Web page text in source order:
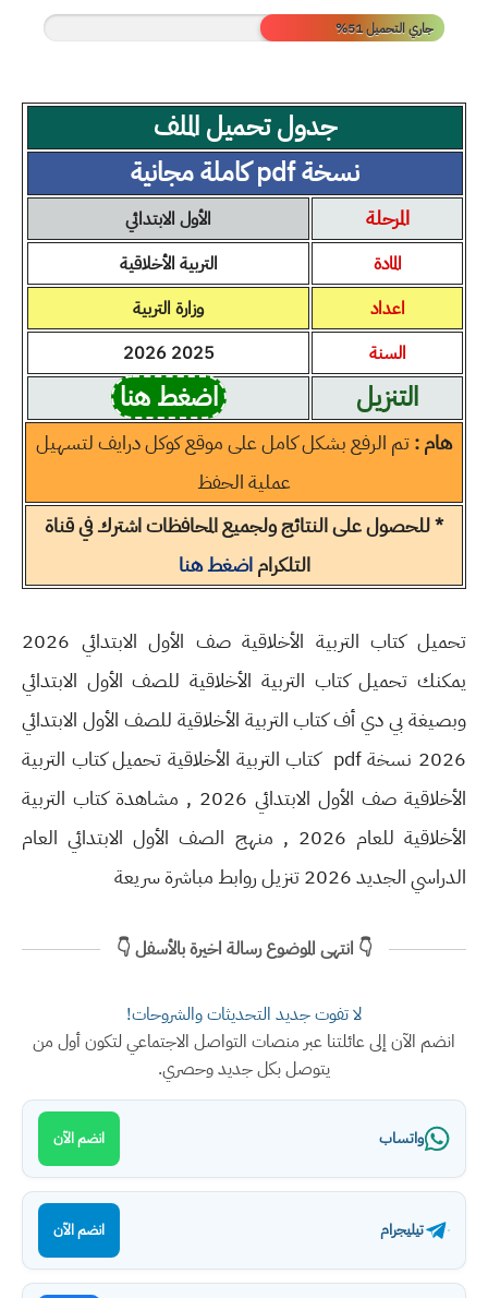
جاري التحميل 56%
جدول تحميل الملف
نسخة pdf كاملة مجانية
المرحلة
الأول الابتدائي
المادة
التربية الأخلاقية
اعداد
وزارة التربية
السنة
2025 2026
التنزيل اضغط هنا
هام :تم الرفع بشكل كامل على موقع كوكل درايف لتسهيل
عملية الحفظ
* للحصول على النتائج ولجميع المحافظات اشترك في قناة
التلكراماضغط هنا
تحميل كتاب التربية الأخلاقية صف الأول الابتدائي 2026
يمكنك تحميل كتاب التربية الأخلاقية للصف الأول الابتدائي
وبصيغة بي دي أف كتاب التربية الأخلاقية للصف الأول الابتدائي
2026 نسخة pdf كتاب التربية الأخلاقية تحميل كتاب التربية
الأخلاقية صف الأول الابتدائي 2026 , مشاهدة كتاب التربية
الأخلاقية للعام 2026 , منهج الصف الأول الابتدائي العام
الدراسي الجديد 2026 تنزيل روابط مباشرة سريعة
👇 انتهى الموضوع رسالة اخيرة بالأسفل 👇
لا تفوت جديد التحديثات والشروحات!
انضم الآن إلى عائلتنا عبر منصات التواصل الاجتماعي لتكون أول من
يتوصل بكل جديد وحصري.
واتساب انضم الآن
تيليجرام انضم الآن